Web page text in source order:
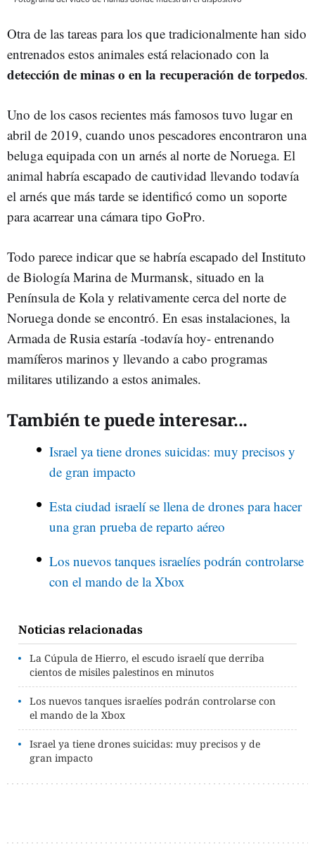
Otra de las tareas para los que tradicionalmente han sido
entrenados estos animales está relacionado con la
detección de minas o en la recuperación de torpedos.
Uno de los casos recientes más famosos tuvo lugar en
abril de 2019, cuando unos pescadores encontraron una
beluga equipada con un arnés al norte de Noruega. El
animal habría escapado de cautividad llevando todavía
el arnés que más tarde se identificó como un soporte
para acarrear una cámara tipo GoPro.
Todo parece indicar que se habría escapado del Instituto
de Biología Marina de Murmansk, situado en la
Península de Kola y relativamente cerca del norte de
Noruega donde se encontró. En esas instalaciones, la
Armada de Rusia estaría -todavía hoy- entrenando
mamíferos marinos y llevando a cabo programas
militares utilizando a estos animales.
También te puede interesar...
Israel ya tiene drones suicidas: muy precisos y
de gran impacto
Esta ciudad israelí se llena de drones para hacer
una gran prueba de reparto aéreo
Los nuevos tanques israelíes podrán controlarse
con el mando de la Xbox
Noticias relacionadas
La Cúpula de Hierro, el escudo israelí que derriba
cientos de misiles palestinos en minutos
Los nuevos tanques israelíes podrán controlarse con
el mando de la Xbox
Israel ya tiene drones suicidas: muy precisos y de
gran impacto